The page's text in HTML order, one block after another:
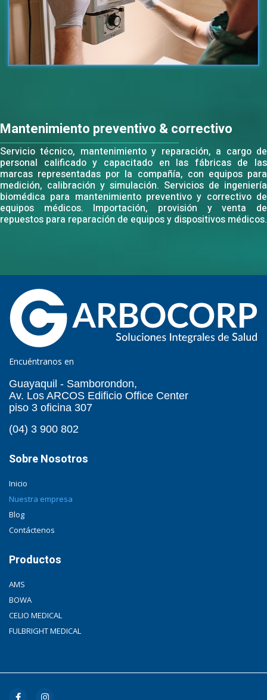
Mantenimiento preventivo & correctivo
Servicio técnico, mantenimiento y reparación, a cargo de
personal calificado y capacitado en las fábricas de las
marcas representadas por la compañía, con equipos para
medición, calibración y simulación. Servicios de ingeniería
biomédica para mantenimiento preventivo y correctivo de
equipos médicos. Importación, provisión y venta de
repuestos para reparación de equipos y dispositivos médicos.
Encuéntranos en
Guayaquil - Samborondon,
Av. Los ARCOS Edificio Office Center
piso 3 oficina 307
(04) 3 900 802
Sobre Nosotros
Inicio
Nuestra empresa
Blog
Contáctenos
Productos
AMS
BOWA
CELIO MEDICAL
FULBRIGHT MEDICAL